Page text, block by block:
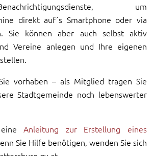
um
direkt auf´s Smartphone oder via
Sie können aber auch selbst aktiv
Vereine anlegen und Ihre eigenen
vorhaben – als Mitglied tragen Sie
Stadtgemeinde noch lebenswerter
eineAnleitung zur Erstellung eines
Sie Hilfe benötigen, wenden Sie sich